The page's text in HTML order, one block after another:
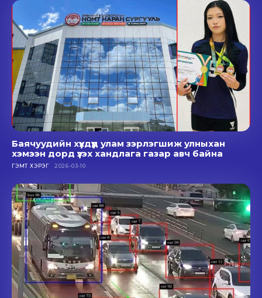
Баячуудийн хүүхдүүд улам зэрлэгшиж улныхан
хэмээн дорд үзэх хандлага газар авч байна
ГЭМТ ХЭРЭГ 2026-03-10